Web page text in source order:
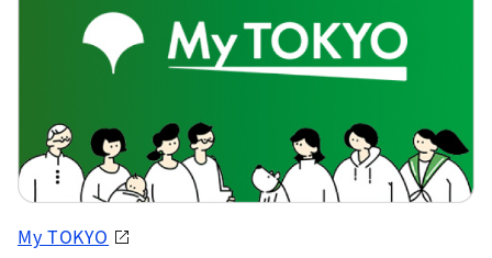
My TOKYO